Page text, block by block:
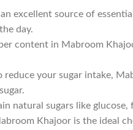
excellent source of
day.
content in Mabroom
reduce your sugar intake,
natural sugars like
Khajoor is the ideal